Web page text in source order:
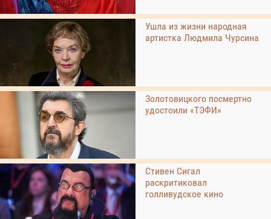
Ушла из жизни народная
артистка Людмила Чурсина
Золотовицкого посмертно
удостоили «ТЭФИ»
Стивен Сигал
раскритиковал
голливудское кино